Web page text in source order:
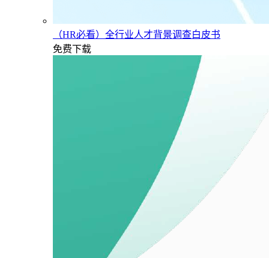
（HR必看）全行业人才背景调查白皮书
免费下载